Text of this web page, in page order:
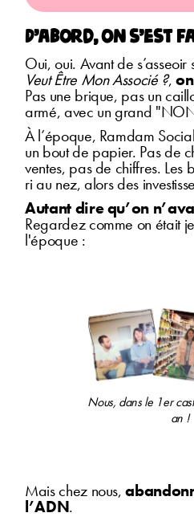
D’abord, on s’est
Oui, oui. Avant de
Veut Être Mon Associé ?,
Pas une brique, pas un
armé, avec un grand
À l’époque, Ramdam
un bout de papier. Pas de
ventes, pas de chiffres. Les
ri au nez, alors des
Autant dire qu’on
Regardez comme on était
l'époque :
Nous, dans le 1er
an !
Mais chez nous,
l’ADN.